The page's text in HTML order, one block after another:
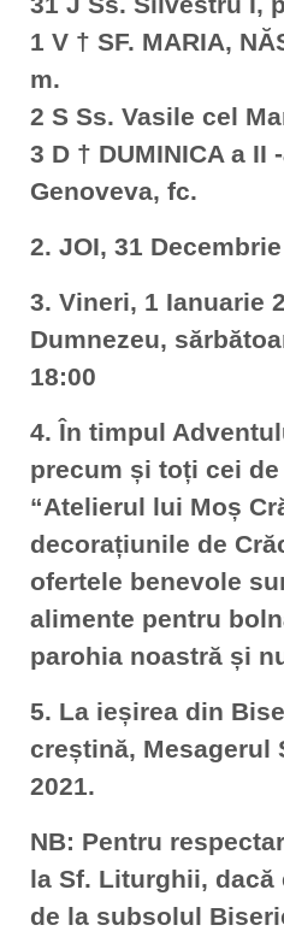
1 V † SF. MARIA,
m.
2 S Ss. Vasile cel
3 D † DUMINICA a
Genoveva, fc.
2. JOI, 31
3. Vineri, 1 Ianuarie
Dumnezeu,
18:00
4. În timpul
precum și toți cei
“Atelierul lui Moș
decorațiunile de
ofertele benevole
alimente pentru
parohia noastră și
5. La ieșirea din
creștină, Mesagerul
2021.
NB: Pentru
la Sf. Liturghii, dacă
de la subsolul